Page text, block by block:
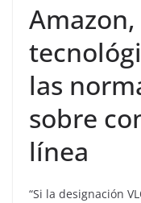
las
sobre
línea
“Si la designación